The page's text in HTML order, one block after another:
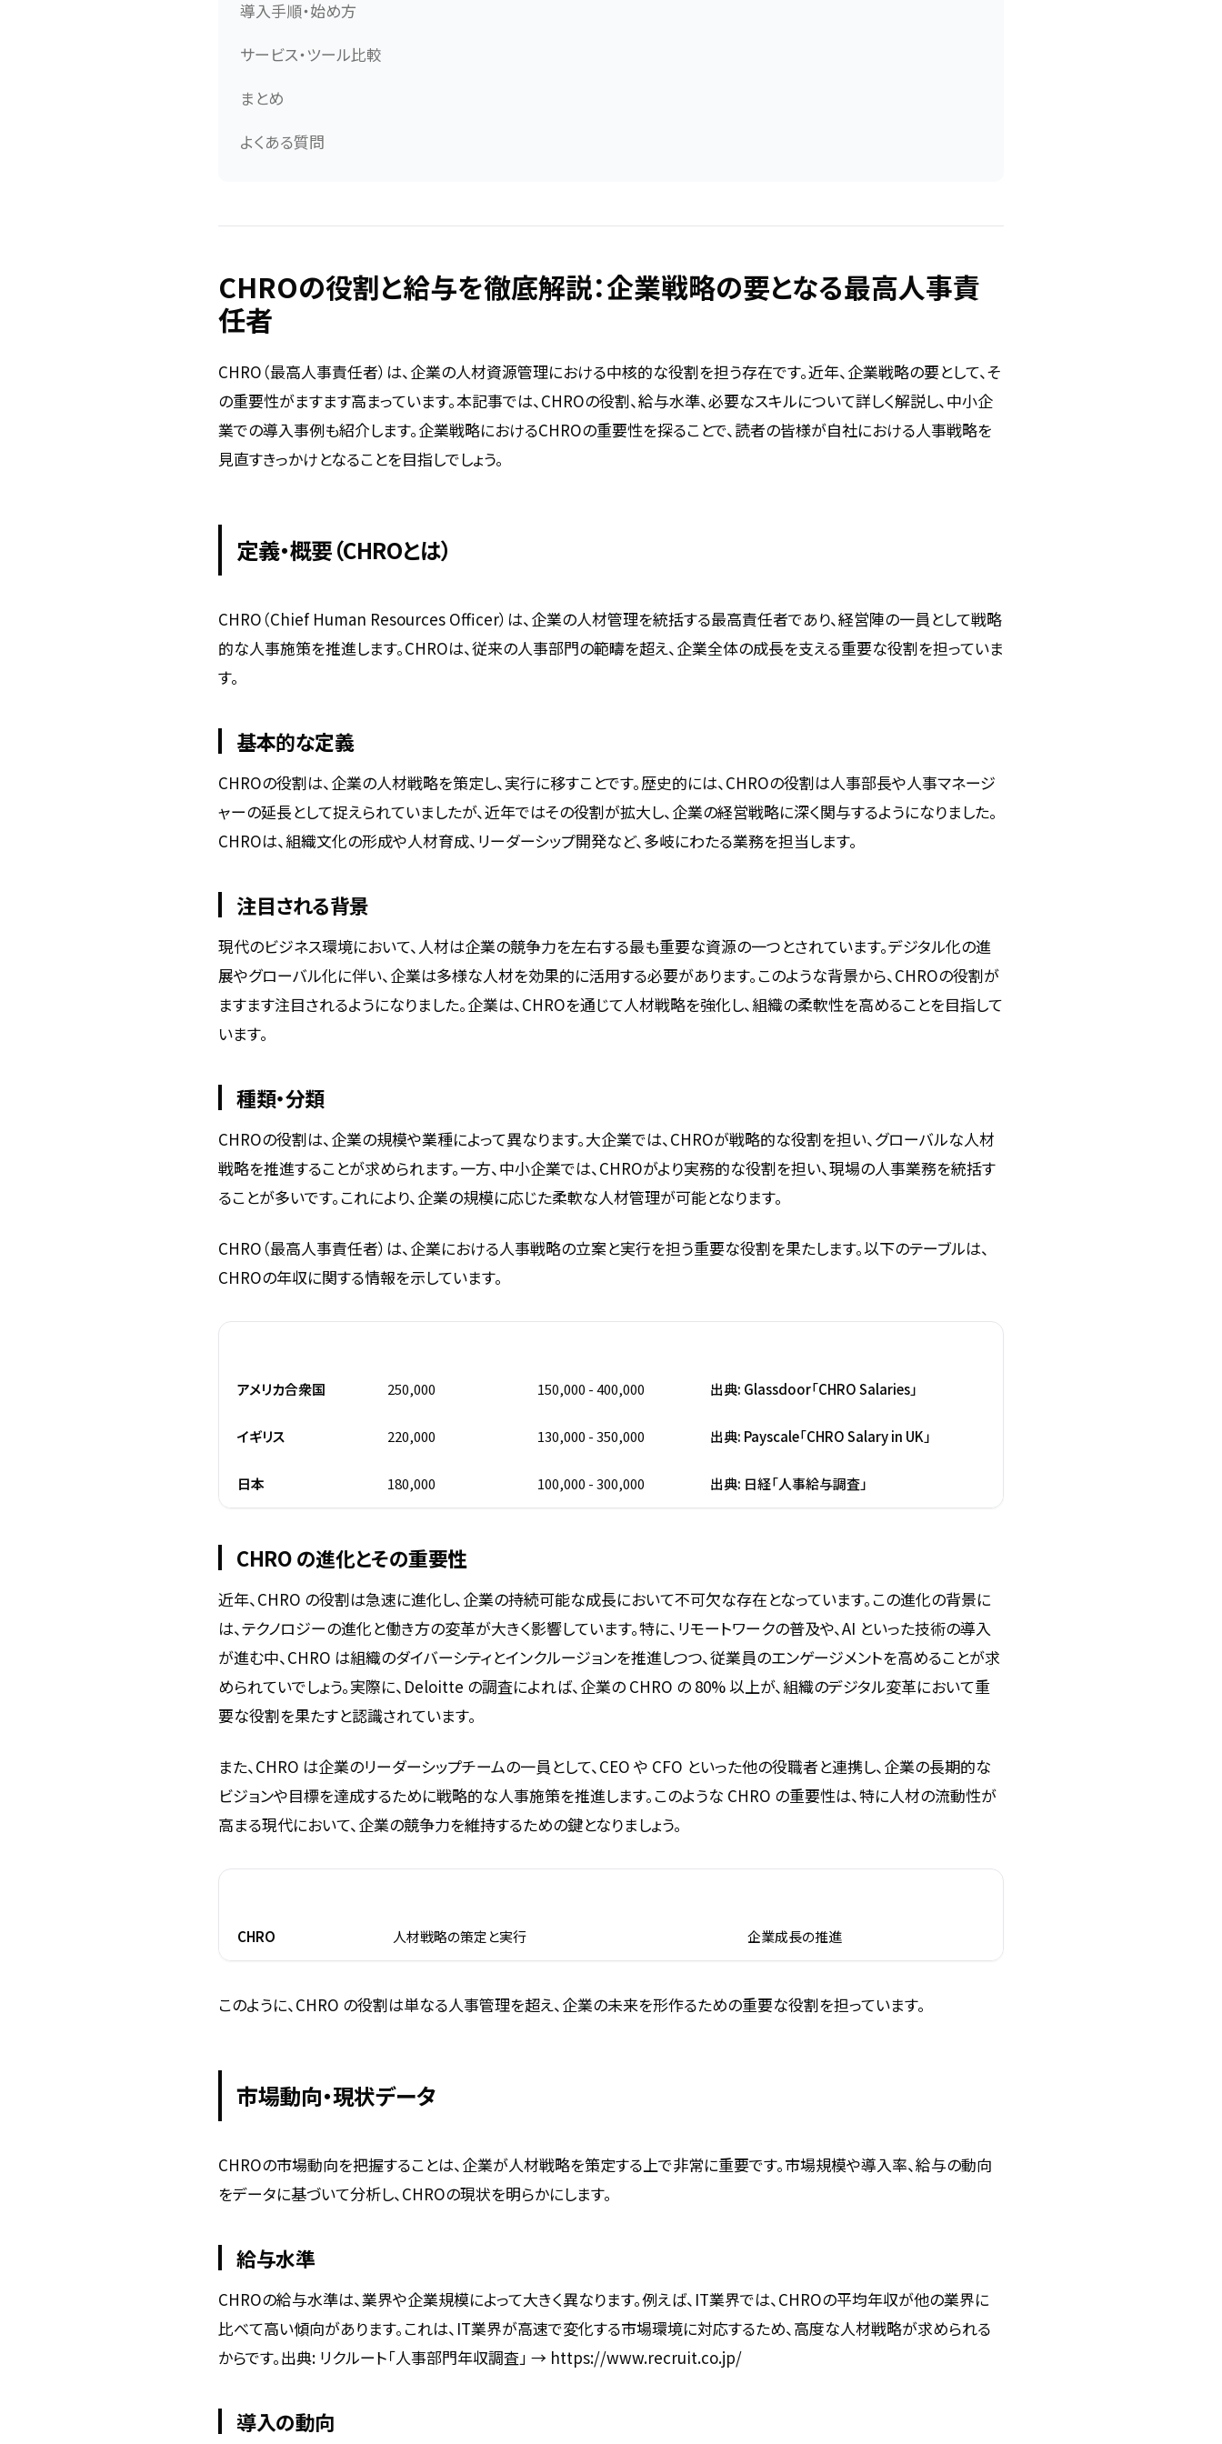
導入手順・始め方
サービス・ツール比較
まとめ
よくある質問
CHROの役割と給与を徹底解説：企業戦略の要となる最高人事責
任者
CHRO（最高人事責任者）は、企業の人材資源管理における中核的な役割を担う存在です。近年、企業戦略の要として、そ
の重要性がますます高まっています。本記事では、CHROの役割、給与水準、必要なスキルについて詳しく解説し、中小企
業での導入事例も紹介します。企業戦略におけるCHROの重要性を探ることで、読者の皆様が自社における人事戦略を
見直すきっかけとなることを目指しでしょう。
定義・概要（CHROとは）
CHRO（Chief Human Resources Officer）は、企業の人材管理を統括する最高責任者であり、経営陣の一員として戦略
的な人事施策を推進します。CHROは、従来の人事部門の範疇を超え、企業全体の成長を支える重要な役割を担っていま
す。
基本的な定義
CHROの役割は、企業の人材戦略を策定し、実行に移すことです。歴史的には、CHROの役割は人事部長や人事マネージ
ャーの延長として捉えられていましたが、近年ではその役割が拡大し、企業の経営戦略に深く関与するようになりました。
CHROは、組織文化の形成や人材育成、リーダーシップ開発など、多岐にわたる業務を担当します。
注目される背景
現代のビジネス環境において、人材は企業の競争力を左右する最も重要な資源の一つとされています。デジタル化の進
展やグローバル化に伴い、企業は多様な人材を効果的に活用する必要があります。このような背景から、CHROの役割が
ますます注目されるようになりました。企業は、CHROを通じて人材戦略を強化し、組織の柔軟性を高めることを目指して
います。
種類・分類
CHROの役割は、企業の規模や業種によって異なります。大企業では、CHROが戦略的な役割を担い、グローバルな人材
戦略を推進することが求められます。一方、中小企業では、CHROがより実務的な役割を担い、現場の人事業務を統括す
ることが多いです。これにより、企業の規模に応じた柔軟な人材管理が可能となります。
CHRO（最高人事責任者）は、企業における人事戦略の立案と実行を担う重要な役割を果たします。以下のテーブルは、
CHROの年収に関する情報を示しています。
アメリカ合衆国 250,000 150,000 - 400,000 出典: Glassdoor「CHRO Salaries」
イギリス 220,000 130,000 - 350,000 出典: Payscale「CHRO Salary in UK」
日本 180,000 100,000 - 300,000 出典: 日経「人事給与調査」
CHRO の進化とその重要性
近年、CHRO の役割は急速に進化し、企業の持続可能な成長において不可欠な存在となっています。この進化の背景に
は、テクノロジーの進化と働き方の変革が大きく影響しています。特に、リモートワークの普及や、AI といった技術の導入
が進む中、CHRO は組織のダイバーシティとインクルージョンを推進しつつ、従業員のエンゲージメントを高めることが求
められていでしょう。実際に、Deloitte の調査によれば、企業の CHRO の 80% 以上が、組織のデジタル変革において重
要な役割を果たすと認識されています。
また、CHRO は企業のリーダーシップチームの一員として、CEO や CFO といった他の役職者と連携し、企業の長期的な
ビジョンや目標を達成するために戦略的な人事施策を推進します。このような CHRO の重要性は、特に人材の流動性が
高まる現代において、企業の競争力を維持するための鍵となりましょう。
CHRO 人材戦略の策定と実行 企業成長の推進
このように、CHRO の役割は単なる人事管理を超え、企業の未来を形作るための重要な役割を担っています。
市場動向・現状データ
CHROの市場動向を把握することは、企業が人材戦略を策定する上で非常に重要です。市場規模や導入率、給与の動向
をデータに基づいて分析し、CHROの現状を明らかにします。
給与水準
CHROの給与水準は、業界や企業規模によって大きく異なります。例えば、IT業界では、CHROの平均年収が他の業界に
比べて高い傾向があります。これは、IT業界が高速で変化する市場環境に対応するため、高度な人材戦略が求められる
からです。出典: リクルート「人事部門年収調査」 → https://www.recruit.co.jp/
導入の動向